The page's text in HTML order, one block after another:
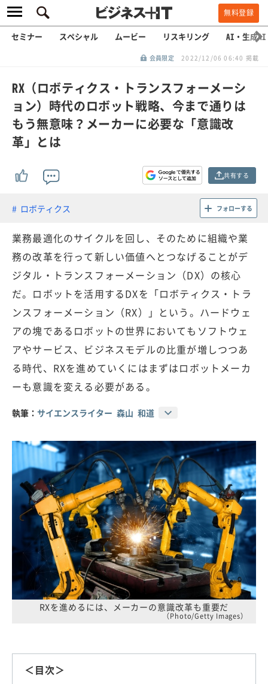
無料登録
セミナー スペシャル ムービー リスキリング AI・生成AI
会員限定 2022/12/06 06:40 掲載
RX（ロボティクス・トランスフォーメーシ
ョン）時代のロボット戦略、今まで通りは
もう無意味？メーカーに必要な「意識改
革」とは
共有する
ロボティクス フォローする
業務最適化のサイクルを回し、そのために組織や業
務の改革を行って新しい価値へとつなげることがデ
ジタル・トランスフォーメーション（DX）の核心
だ。ロボットを活用するDXを「ロボティクス・トラ
ンスフォーメーション（RX）」という。ハードウェ
アの塊であるロボットの世界においてもソフトウェ
アやサービス、ビジネスモデルの比重が増しつつあ
る時代、RXを進めていくにはまずはロボットメーカ
ーも意識を変える必要がある。
執筆： サイエンスライター 森山 和道
RXを進めるには、メーカーの意識改革も重要だ
（Photo/Getty Images）
＜目次＞